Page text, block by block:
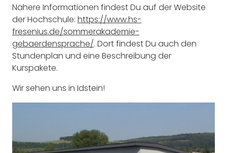
Nähere Informationen findest Du auf der Website
der Hochschule: https://www.hs-
fresenius.de/sommerakademie-
gebaerdensprache/. Dort findest Du auch den
Stundenplan und eine Beschreibung der
Kurspakete.
Wir sehen uns in Idstein!